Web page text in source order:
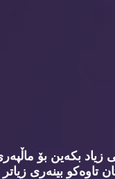
زیاد بكه‌ین بۆ
تاوه‌كو بینه‌ری